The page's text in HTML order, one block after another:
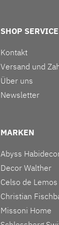
SHOP SERVICE
Kontakt
Versand und
Über uns
Newsletter
MARKEN
Abyss
Decor Walther
Celso de Lemos
Christian
Missoni Home